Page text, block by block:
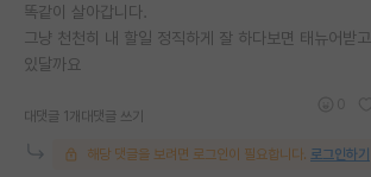
똑같이 살아갑니다.
그냥 천천히 내 할일 정직하게 잘 하다보면 태뉴어받
있달까요
대댓글 1개 대댓글 쓰기
해당 댓글을 보려면 로그인이 필요합니다. 로그인하기